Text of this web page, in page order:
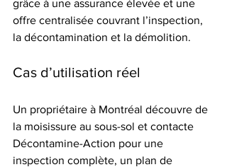
grâce à une assurance élevée et une
offre centralisée couvrant l’inspection,
la décontamination et la démolition.
Cas d’utilisation réel
Un propriétaire à Montréal découvre de
la moisissure au sous-sol et contacte
Décontamine-Action pour une
inspection complète, un plan de